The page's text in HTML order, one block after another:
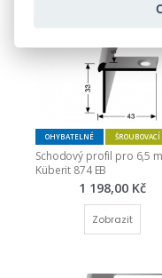
OHYBATELNÉ ŠROUBOVACÍ
Schodový profil pro 6,5
Küberit 874 EB
1 198,00 Kč
Zobrazit